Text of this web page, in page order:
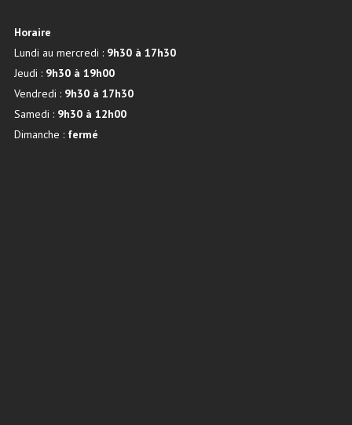
Horaire
Lundi au mercredi : 9h30 à 17h30
Jeudi : 9h30 à 19h00
Vendredi : 9h30 à 17h30
Samedi : 9h30 à 12h00
Dimanche : fermé